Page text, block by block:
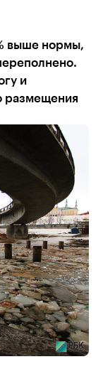
выше нормы,
и
размещения